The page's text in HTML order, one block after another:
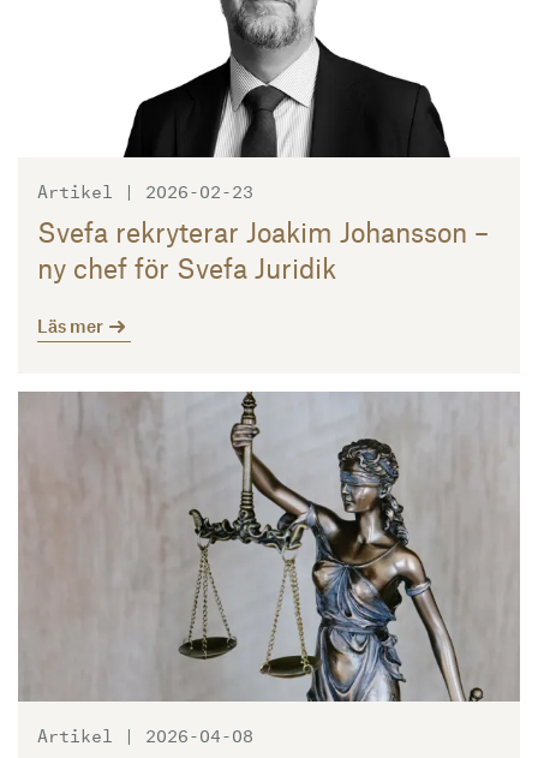
Artikel | 2026-02-23
Svefa rekryterar Joakim Johansson –
ny chef för Svefa Juridik
Läs mer
Artikel | 2026-04-08